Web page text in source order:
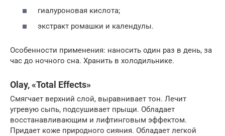
гиалуроновая кислота;
экстракт ромашки и календулы.
Особенности применения: наносить один раз в день, за
час до ночного сна. Хранить в холодильнике.
Olay, «Total Effects»
Смягчает верхний слой, выравнивает тон. Лечит
угревую сыпь, подсушивает прыщи. Обладает
восстанавливающим и лифтинговым эффектом.
Придает коже природного сияния. Обладает легкой